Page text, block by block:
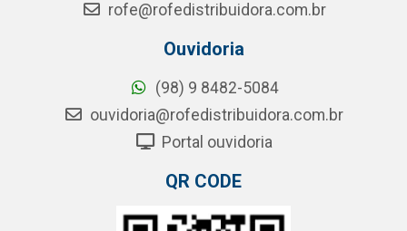
rofe@rofedistribuidora.com.br
Ouvidoria
(98) 9 8482-5084
ouvidoria@rofedistribuidora.com.br
Portal ouvidoria
QR CODE